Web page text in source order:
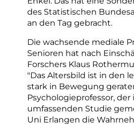
des Statistischen
an den Tag gebracht.
Die wachsende mediale
Senioren hat nach
Forschers Klaus
"Das Altersbild ist in den
stark in Bewegung
Psychologieprofessor, der
umfassenden Studie
Uni Erlangen die